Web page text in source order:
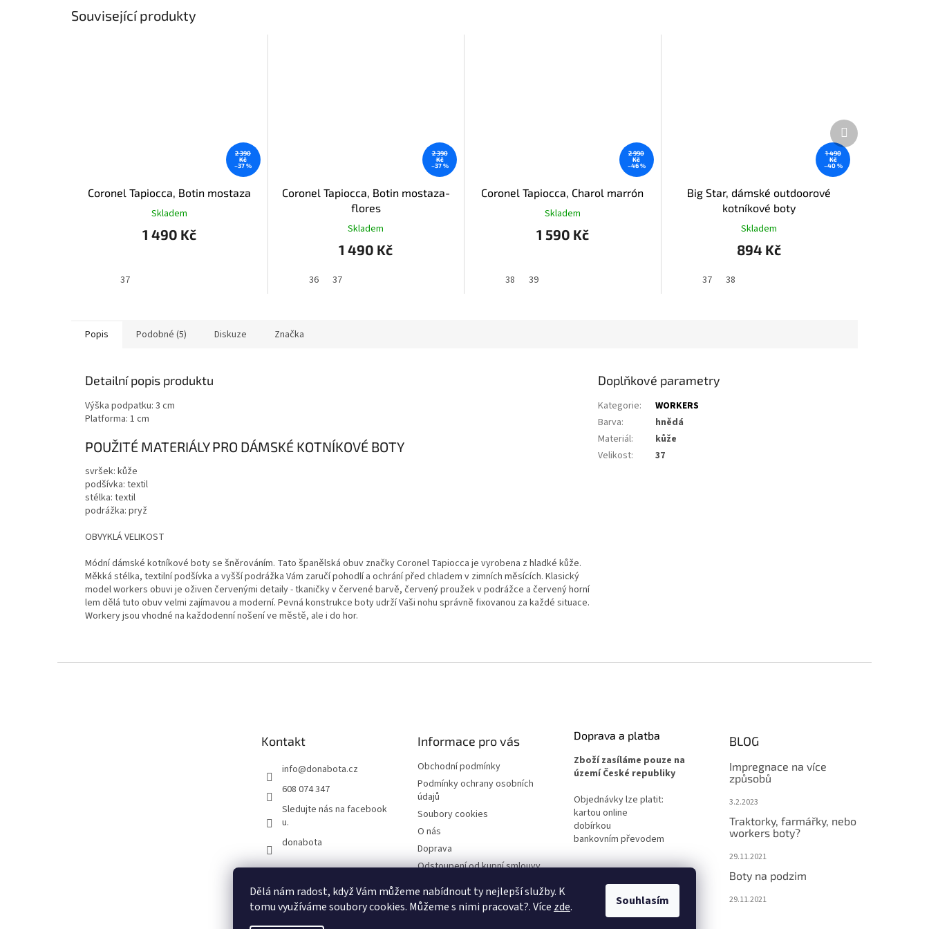
Dělá nám radost, když Vám můžeme nabídnout ty nejlepší služby. K
tomu využíváme soubory cookies. Můžeme s nimi pracovat?. Více zde. Souhlasím
Související produkty
2 390
Kč
–37 %
Coronel Tapiocca, Botin mostaza
Skladem
1 490 Kč
37
2 390
Kč
–37 %
Coronel Tapiocca, Botin mostaza-
flores
Skladem
1 490 Kč
36 37
2 990
Kč
–46 %
Coronel Tapiocca, Charol marrón
Skladem
1 590 Kč
38 39
1 490
Kč
–40 %
Big Star, dámské outdoorové
kotníkové boty
Skladem
894 Kč
37 38
Další
produkt
Popis Podobné (5) Diskuze Značka
Detailní popis produktu
Výška podpatku: 3 cm
Platforma: 1 cm
POUŽITÉ MATERIÁLY PRO DÁMSKÉ KOTNÍKOVÉ BOTY
svršek: kůže
podšívka: textil
stélka: textil
podrážka: pryž
OBVYKLÁ VELIKOST
Módní dámské kotníkové boty se šněrováním. Tato španělská obuv značky Coronel Tapiocca je vyrobena z hladké kůže.
Měkká stélka, textilní podšívka a vyšší podrážka Vám zaručí pohodlí a ochrání před chladem v zimních měsících. Klasický
model workers obuvi je oživen červenými detaily - tkaničky v červené barvě, červený proužek v podrážce a červený horní
lem dělá tuto obuv velmi zajímavou a moderní. Pevná konstrukce boty udrží Vaši nohu správně fixovanou za každé situace.
Workery jsou vhodné na každodenní nošení ve městě, ale i do hor.
Doplňkové parametry
Kategorie:
WORKERS
Barva:
hnědá
Materiál:
kůže
Velikost: 37
Kontakt
info@donabota.cz
608 074 347
Sledujte nás na facebook
u.
donabota
Informace pro vás
Obchodní podmínky
Podmínky ochrany osobních
údajů
Soubory cookies
O nás
Doprava
Odstoupení od kupní smlouvy
Reklamace
Doprava a platba
Zboží zasíláme pouze na
území České republiky
Objednávky lze platit:
kartou online
dobírkou
bankovním převodem
BLOG
Impregnace na více
způsobů
3.2.2023
Traktorky, farmářky, nebo
workers boty?
29.11.2021
Boty na podzim
29.11.2021